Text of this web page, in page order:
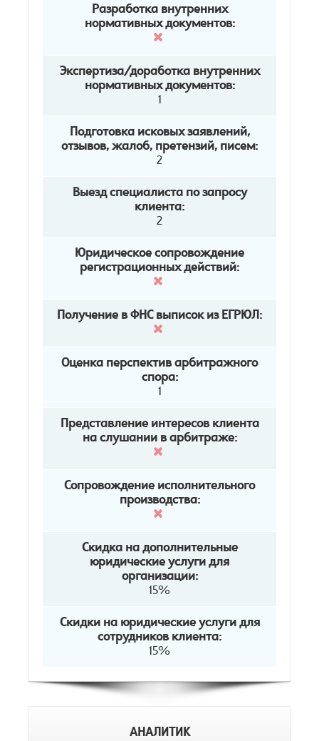
Разработка внутренних
нормативных документов:
Экспертиза/доработка внутренних
нормативных документов:
1
Подготовка исковых заявлений,
отзывов, жалоб, претензий, писем:
2
Выезд специалиста по запросу
клиента:
2
Юридическое сопровождение
регистрационных действий:
Получение в ФНС выписок из ЕГРЮЛ:
Оценка перспектив арбитражного
спора:
1
Представление интересов клиента
на слушании в арбитраже:
Сопровождение исполнительного
производства:
Скидка на дополнительные
юридические услуги для
организации:
15%
Скидки на юридические услуги для
сотрудников клиента:
15%
АНАЛИТИК